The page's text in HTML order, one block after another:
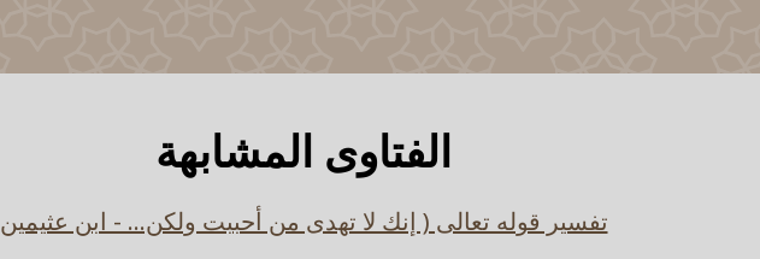
الفتاوى المشابهة
تفسير قوله تعالى ( إنك لا تهدى من أحببت ولكن... - ابن عثيمين